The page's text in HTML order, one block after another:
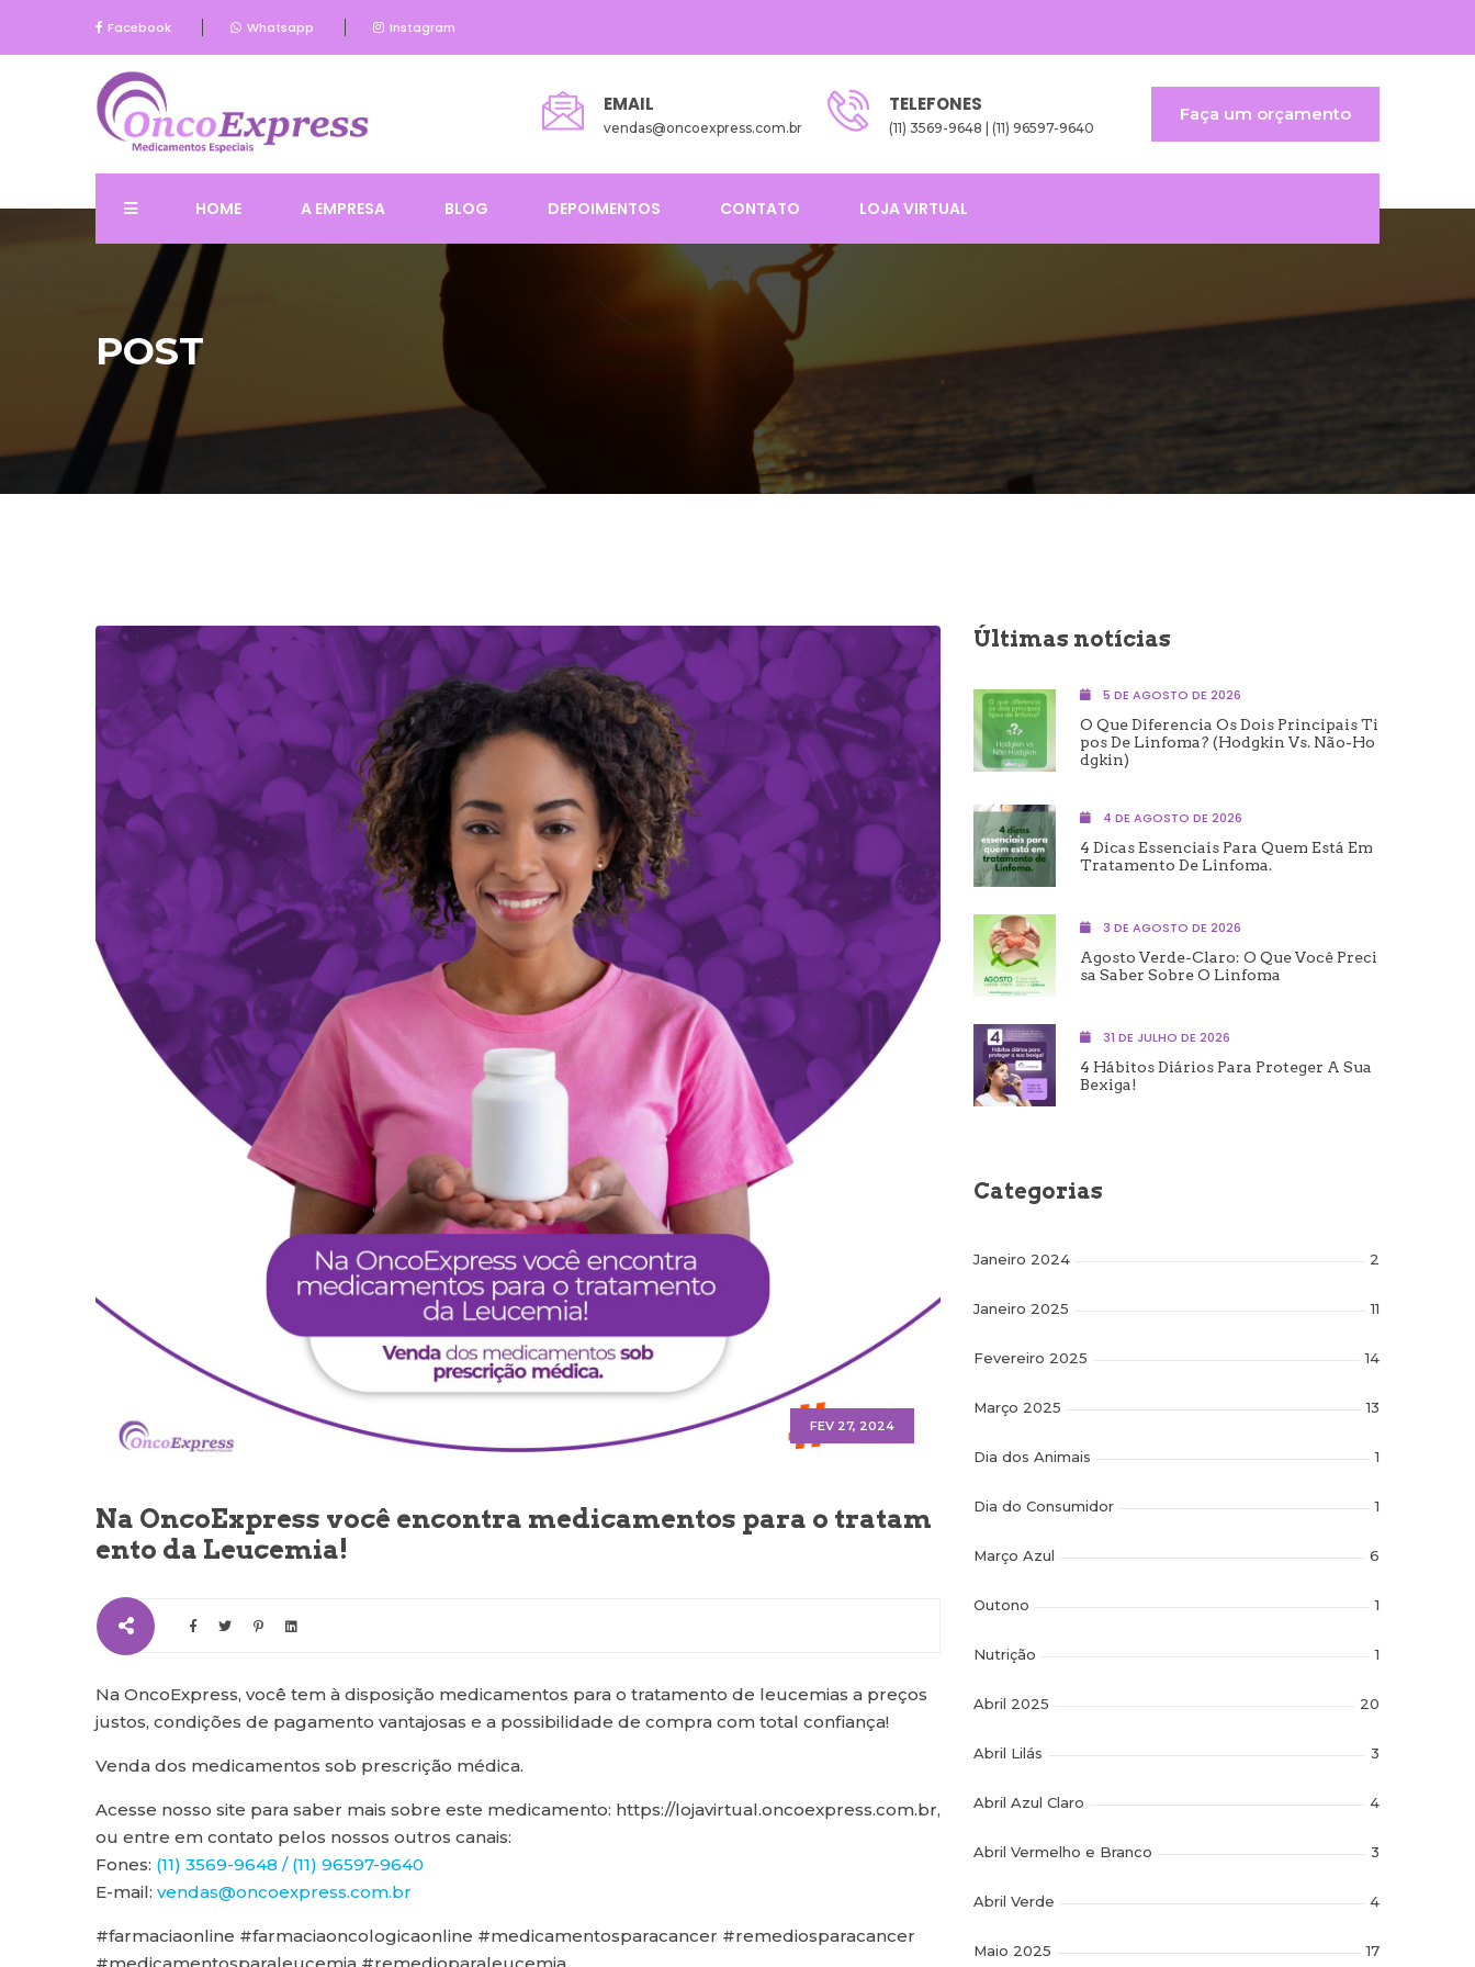
Facebook Whatsapp Instagram
EMAIL
vendas@oncoexpress.com.br
TELEFONES
(11) 3569-9648 | (11) 96597-9640
Faça um orçamento
HOME A EMPRESA BLOG DEPOIMENTOS CONTATO LOJA VIRTUAL
POST
FEV 27, 2024
Na OncoExpress você encontra medicamentos para o tratam
ento da Leucemia!
Na OncoExpress, você tem à disposição medicamentos para o tratamento de leucemias a preços
justos, condições de pagamento vantajosas e a possibilidade de compra com total confiança!
Venda dos medicamentos sob prescrição médica.
Acesse nosso site para saber mais sobre este medicamento: https://lojavirtual.oncoexpress.com.br,
ou entre em contato pelos nossos outros canais:
Fones: (11) 3569-9648 / (11) 96597-9640
E-mail: vendas@oncoexpress.com.br
#farmaciaonline #farmaciaoncologicaonline #medicamentosparacancer #remediosparacancer
Últimas notícias
5 DE AGOSTO DE 2026
O Que Diferencia Os Dois Principais Ti
Pos De Linfoma? (Hodgkin Vs. Não-Ho
Dgkin)
4 DE AGOSTO DE 2026
4 Dicas Essenciais Para Quem Está Em
Tratamento De Linfoma.
3 DE AGOSTO DE 2026
Agosto Verde-Claro: O Que Você Preci
Sa Saber Sobre O Linfoma
31 DE JULHO DE 2026
4 Hábitos Diários Para Proteger A Sua
Bexiga!
Categorias
Janeiro 2024 2
Janeiro 2025 11
Fevereiro 2025 14
Março 2025 13
Dia dos Animais 1
Dia do Consumidor 1
Março Azul 6
Outono 1
Nutrição 1
Abril 2025 20
Abril Lilás 3
Abril Azul Claro 4
Abril Vermelho e Branco 3
Abril Verde 4
Maio 2025 17